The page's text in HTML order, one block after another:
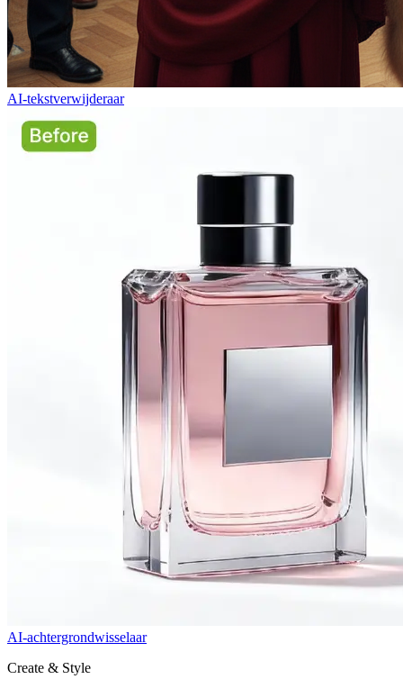
AI-tekstverwijderaar
AI-achtergrondwisselaar
Create & Style